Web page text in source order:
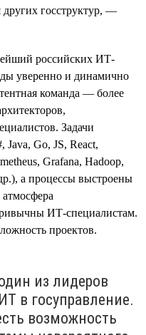
других госструктур, —
российских ИТ-
уверенно и динамично
команда — более
Задачи
Java, Go, JS, React,
Grafana, Hadoop,
а процессы выстроены
ИТ-специалистам.
проектов.
из лидеров
в госуправление.
возможность